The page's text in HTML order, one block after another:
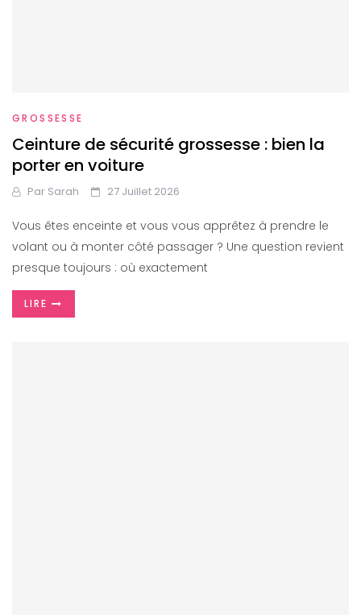
GROSSESSE
Ceinture de sécurité grossesse : bien la
porter en voiture
Par Sarah 27 Juillet 2026
Vous êtes enceinte et vous vous apprêtez à prendre le
volant ou à monter côté passager ? Une question revient
presque toujours : où exactement
LIRE